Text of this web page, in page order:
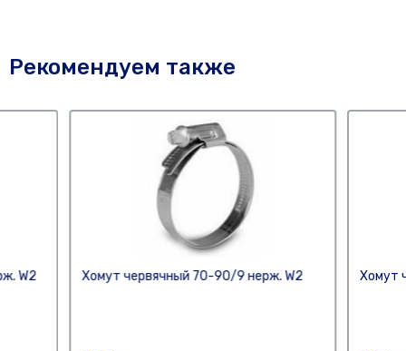
Рекомендуем также
W2 Хомут червячный 70-90/9 нерж. W2 Хомут